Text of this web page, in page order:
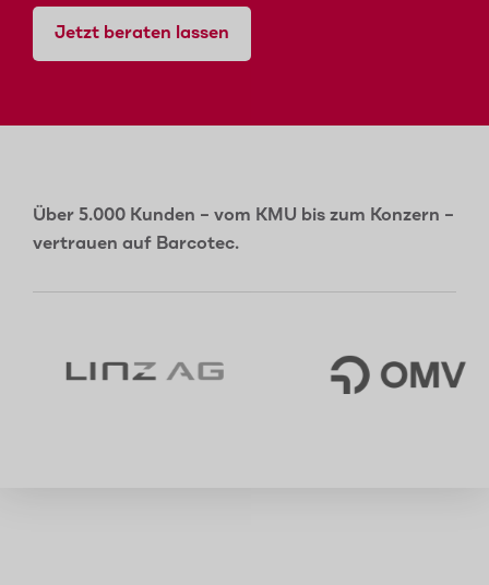
Jetzt beraten lassen
Über 5.000 Kunden – vom KMU bis zum Konzern –
vertrauen auf Barcotec.